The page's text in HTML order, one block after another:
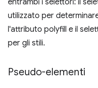
utilizzato per
l'attributo polyfill e il
per gli stili.
Pseudo-elementi